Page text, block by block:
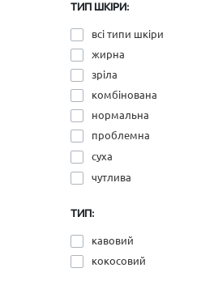
ТИП ШКІРИ:
всі типи шкіри
жирна
зріла
комбінована
нормальна
проблемна
суха
чутлива
ТИП:
кавовий
кокосовий